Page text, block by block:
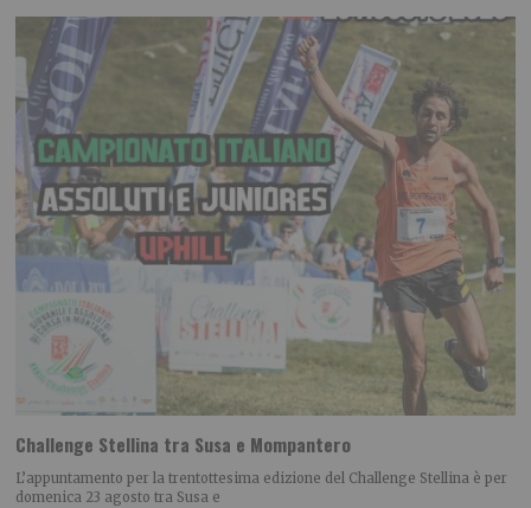
Challenge Stellina tra Susa e Mompantero
L’appuntamento per la trentottesima edizione del Challenge Stellina è per
domenica 23 agosto tra Susa e